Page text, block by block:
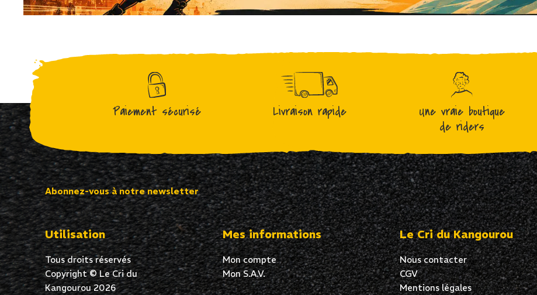
Paiement sécurisé Livraison rapide
Une vraie boutique
de riders
Abonnez-vous à notre newsletter
Utilisation
Tous droits réservés
Copyright © Le Cri du
Kangourou 2026
Mes informations
Mon compte
Mon S.A.V.
Le Cri du Kangourou
Nous contacter
CGV
Mentions légales